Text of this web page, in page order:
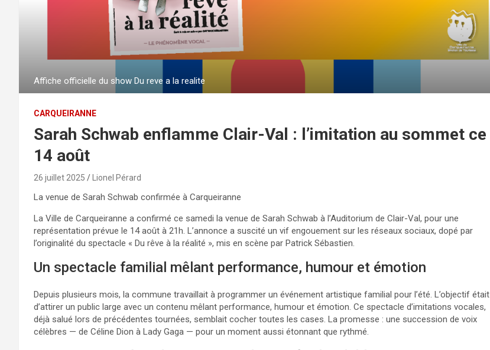
Affiche officielle du show Du reve a la realite
CARQUEIRANNE
Sarah Schwab enflamme Clair-Val : l’imitation au sommet ce
14 août
26 juillet 2025 Lionel Pérard
La venue de Sarah Schwab confirmée à Carqueiranne
La Ville de Carqueiranne a confirmé ce samedi la venue de Sarah Schwab à l’Auditorium de Clair-Val, pour une
représentation prévue le 14 août à 21h. L’annonce a suscité un vif engouement sur les réseaux sociaux, dopé par
l’originalité du spectacle « Du rêve à la réalité », mis en scène par Patrick Sébastien.
Un spectacle familial mêlant performance, humour et émotion
Depuis plusieurs mois, la commune travaillait à programmer un événement artistique familial pour l’été. L’objectif était
d’attirer un public large avec un contenu mêlant performance, humour et émotion. Ce spectacle d’imitations vocales,
déjà salué lors de précédentes tournées, semblait cocher toutes les cases. La promesse : une succession de voix
célèbres — de Céline Dion à Lady Gaga — pour un moment aussi étonnant que rythmé.